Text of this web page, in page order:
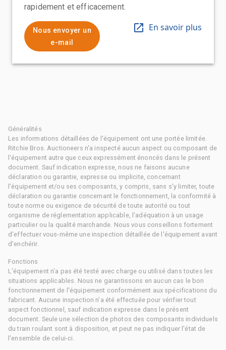
rapidement et efficacement.
Nous envoyer un
e-mail
En savoir plus
Généralités
Les informations détaillées de l'équipement ont une portée limitée.
Ritchie Bros. Auctioneers n'a inspecté aucun aspect ou composant de
l'équipement autre que ceux expressément énoncés dans le présent
document. Sauf indication expresse, nous ne faisons aucune
déclaration ou garantie, expresse ou implicite, concernant
l'équipement et/ou ses composants, y compris, sans s'y limiter, toute
déclaration ou garantie concernant le fonctionnement, la conformité à
toute norme ou exigence de sécurité de toute autorité ou tout
organisme de réglementation applicable, l'adéquation à un usage
particulier ou la qualité marchande. Nous vous conseillons fortement
d'effectuer vous-même une inspection détaillée de l'équipement avant
d'enchérir.
Fonctions
L'équipement n'a pas été testé avec charge ou utilisé dans toutes les
situations applicables. Nous ne garantissons en aucun cas le bon
fonctionnement de l'équipement conformément aux spécifications du
fabricant. Aucune inspection n'a été effectuée pour vérifier tout
aspect fonctionnel, sauf indication expresse dans le présent
document. Seule une sélection de photos des composants individuels
du train roulant sont à disposition, et peut ne pas indiquer l'état de
l'ensemble de celui-ci.